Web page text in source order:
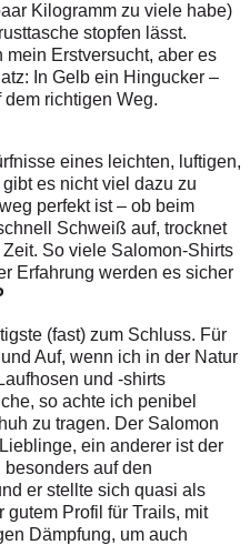
Kilogramm zu viele habe)
stopfen lässt.
Erstversucht, aber es
In Gelb ein Hingucker –
richtigen Weg.
eines leichten, luftigen,
es nicht viel dazu zu
perfekt ist – ob beim
Schweiß auf, trocknet
So viele Salomon-Shirts
Erfahrung werden es sicher
(fast) zum Schluss. Für
Auf, wenn ich in der Natur
und -shirts
so achte ich penibel
zu tragen. Der Salomon
ein anderer ist der
auf den
er stellte sich quasi als
Profil für Trails, mit
Dämpfung, um auch